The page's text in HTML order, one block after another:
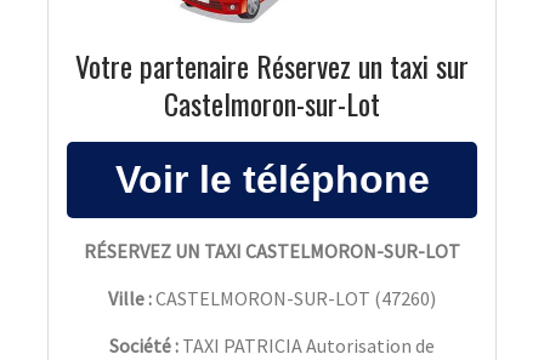
Votre partenaire Réservez un taxi sur
Castelmoron-sur-Lot
RÉSERVEZ UN TAXI CASTELMORON-SUR-LOT
Ville :CASTELMORON-SUR-LOT (47260)
Société : TAXI PATRICIA Autorisation de